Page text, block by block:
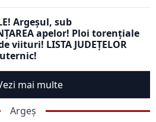
Argeșul, sub
apelor! Ploi torențiale
viituri! LISTA JUDEȚELOR
mai multe
Argeș